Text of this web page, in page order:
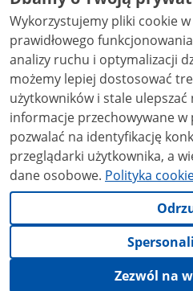
Creative Commons:
niekomercyjne - bez
NC-ND 4.0), o ile
Wykorzystujemy pliki cookie
prawidłowego
analizy ruchu i optymalizacji
możemy lepiej dostosować
użytkowników i stale ulepszać nasze
informacje przechowywane w
pozwalać na identyfikację
przeglądarki użytkownika, a
dane osobowe. Polityka
Zezwól na